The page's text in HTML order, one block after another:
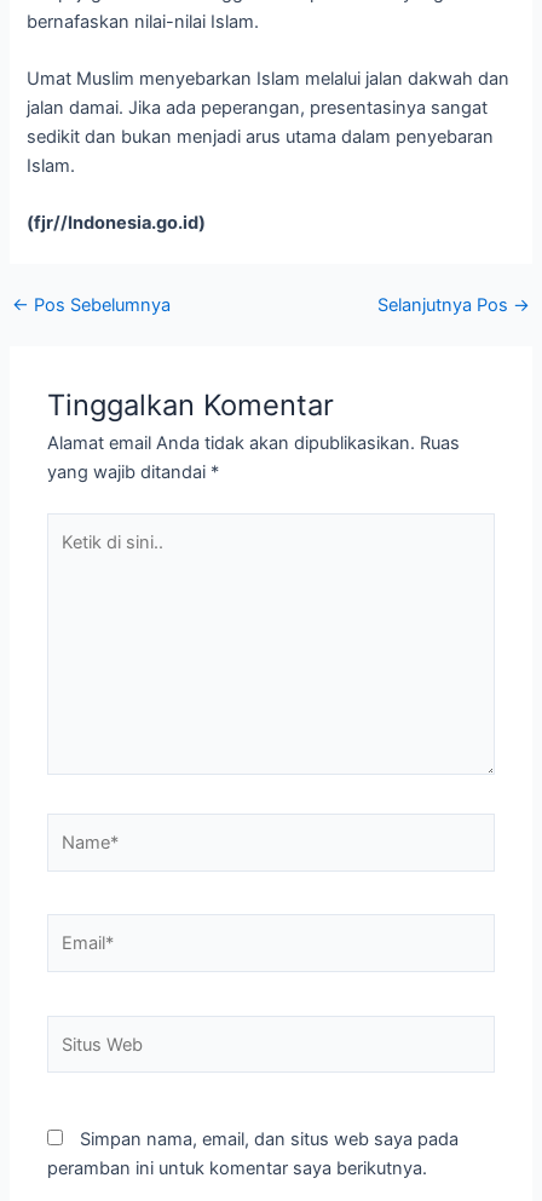
bernafaskan nilai-nilai Islam.
Umat Muslim menyebarkan Islam melalui jalan dakwah dan
jalan damai. Jika ada peperangan, presentasinya sangat
sedikit dan bukan menjadi arus utama dalam penyebaran
Islam.
(fjr//Indonesia.go.id)
← Pos Sebelumnya Selanjutnya Pos →
Tinggalkan Komentar
Alamat email Anda tidak akan dipublikasikan. Ruas
yang wajib ditandai *
Web
Simpan nama, email, dan situs web saya pada
peramban ini untuk komentar saya berikutnya.